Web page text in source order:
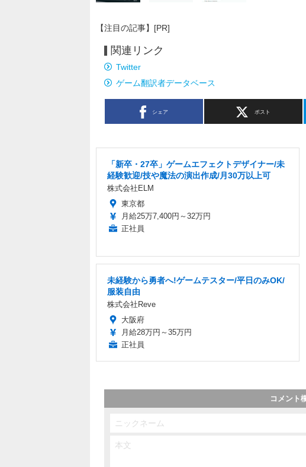
【注目の記事】[PR]
関連リンク
Twitter
ゲーム翻訳者データベース
シェア ポスト
「新卒・27卒」ゲームエフェクトデザイナー/未
経験歓迎/技や魔法の演出作成/月30万以上可
株式会社ELM
東京都
月給25万7,400円～32万円
正社員
未経験から勇者へ!ゲームテスター/平日のみOK/
服装自由
株式会社Reve
大阪府
月給28万円～35万円
正社員
コメント